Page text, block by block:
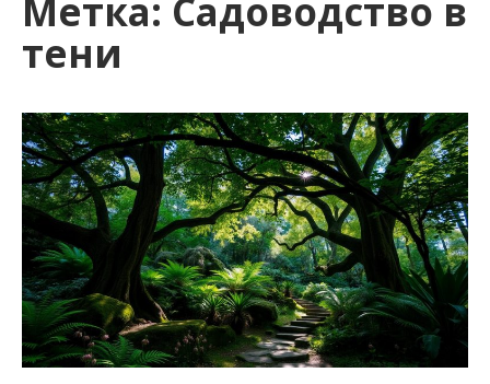
Метка: Садоводство в
тени